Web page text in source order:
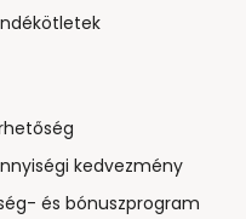
kedvezmény
és bónuszprogram